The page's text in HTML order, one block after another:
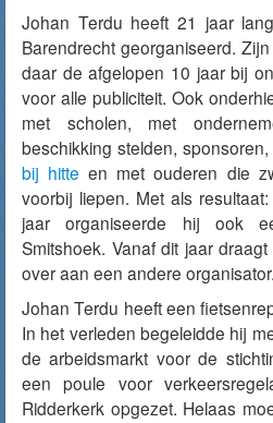
Johan Terdu heeft 21 jaar
Barendrecht georganiseerd.
daar de afgelopen 10 jaar bij
voor alle publiciteit. Ook
met scholen, met
beschikking stelden,
bij hitte en met ouderen die
voorbij liepen. Met als
jaar organiseerde hij ook
Smitshoek. Vanaf dit jaar
over aan een andere organisator.
Johan Terdu heeft een
In het verleden begeleidde hij
de arbeidsmarkt voor de
een poule voor
Ridderkerk opgezet. Helaas